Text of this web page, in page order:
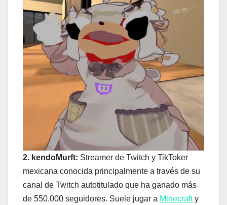
2. kendoMurft: Streamer de Twitch y TikToker
mexicana conocida principalmente a través de su
canal de Twitch autotitulado que ha ganado más
de 550.000 seguidores. Suele jugar a Minecrafty